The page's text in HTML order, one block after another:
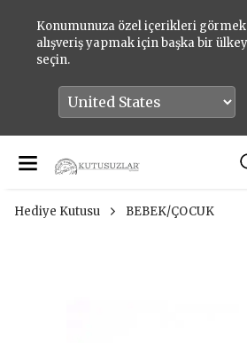
Konumunuza özel içerikleri
alışveriş yapmak için başka bir
seçin.
Hediye Kutusu BEBEK/ÇOCUK